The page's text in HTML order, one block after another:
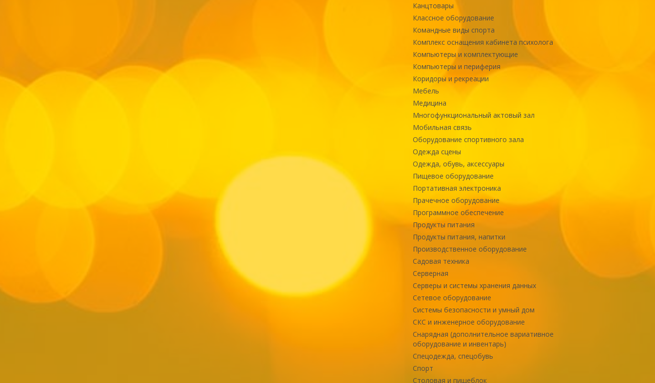
Канцтовары
Классное оборудование
Командные виды спорта
Комплекс оснащения кабинета психолога
Компьютеры и комплектующие
Компьютеры и периферия
Коридоры и рекреации
Мебель
Медицина
Многофункциональный актовый зал
Мобильная связь
Оборудование спортивного зала
Одежда сцены
Одежда, обувь, аксессуары
Пищевое оборудование
Портативная электроника
Прачечное оборудование
Программное обеспечение
Продукты питания
Продукты питания, напитки
Производственное оборудование
Садовая техника
Серверная
Серверы и системы хранения данных
Сетевое оборудование
Системы безопасности и умный дом
СКС и инженерное оборудование
Снарядная (дополнительное вариативное
оборудование и инвентарь)
Спецодежда, спецобувь
Спорт
Столовая и пищеблок